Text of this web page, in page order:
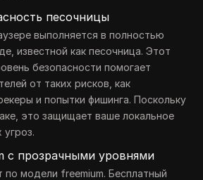
песочницы
выполняется в полностью
известной как песочница. Этот
безопасности помогает
от таких рисков, как
и попытки фишинга. Поскольку
это защищает ваше локальное
угроз.
с прозрачными уровнями
по модели freemium. Бесплатный